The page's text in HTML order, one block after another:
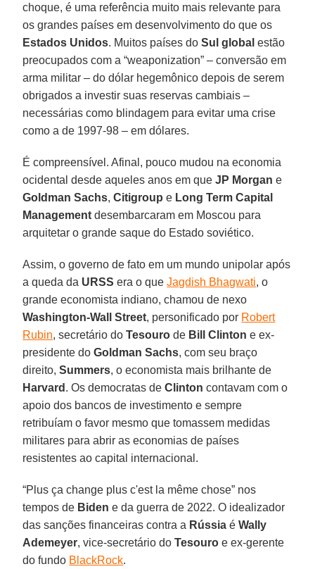
choque, é uma referência muito mais relevante para
os grandes países em desenvolvimento do que os
Estados Unidos. Muitos países doSul global estão
preocupados com a “weaponization” – conversão em
arma militar – do dólar hegemônico depois de serem
obrigados a investir suas reservas cambiais –
necessárias como blindagem para evitar uma crise
como a de 1997-98 – em dólares.
É compreensível. Afinal, pouco mudou na economia
ocidental desde aqueles anos em queJP Morgan e
Goldman Sachs,Citigroup e Long Term Capital
Management desembarcaram em Moscou para
arquitetar o grande saque do Estado soviético.
Assim, o governo de fato em um mundo unipolar após
a queda da URSS era o queJagdish Bhagwati, o
grande economista indiano, chamou de nexo
Washington-Wall Street, personificado por Robert
Rubin, secretário doTesouro de Bill Clinton e ex-
presidente doGoldman Sachs, com seu braço
direito,Summers, o economista mais brilhante de
Harvard . Os democratas deClinton contavam com o
apoio dos bancos de investimento e sempre
retribuíam o favor mesmo que tomassem medidas
militares para abrir as economias de países
resistentes ao capital internacional.
“Plus ça change plus c'est la même chose” nos
tempos de Biden e da guerra de 2022. O idealizador
das sanções financeiras contra a Rússia éWally
Ademeyer, vice-secretário doTesouro e ex-gerente
do fundo BlackRock.